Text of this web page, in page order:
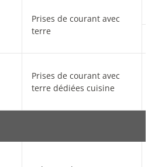
Prises de courant avec
terre
Prises de courant avec
terre dédiées cuisine